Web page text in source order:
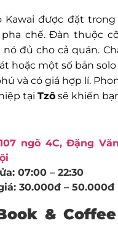
Kawai được đặt
chế. Đàn thuộc
đủ cho cả quán.
hoặc một số bản
và có giá hợp lí.
tại Tzô sẽ khiến
107 ngõ 4C, Đặng
07:00 – 22:30
30.000đ – 50.000đ
&